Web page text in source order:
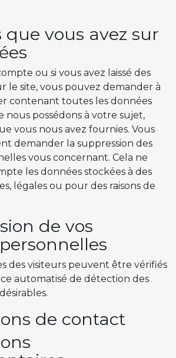
que vous avez sur
ou si vous avez laissé des
le site, vous pouvez demander à
contenant toutes les données
nous possédons à votre sujet,
vous nous avez fournies. Vous
demander la suppression des
vous concernant. Cela ne
les données stockées à des
légales ou pour des raisons de
de vos
des visiteurs peuvent être vérifiés
automatisé de détection des
de contact